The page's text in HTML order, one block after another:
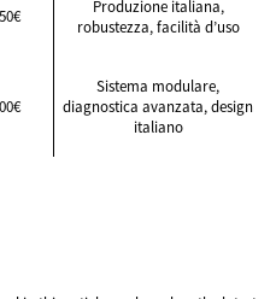
Produzione italiana,
robustezza, facilità d’uso
Sistema modulare,
diagnostica avanzata, design
italiano